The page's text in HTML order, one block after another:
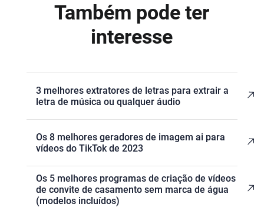
Também pode ter
interesse
3 melhores extratores de letras para extrair a
letra de música ou qualquer áudio
Os 8 melhores geradores de imagem ai para
vídeos do TikTok de 2023
Os 5 melhores programas de criação de vídeos
de convite de casamento sem marca de água
(modelos incluídos)